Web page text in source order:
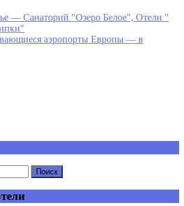
— Санаторий "Озеро Белое", Отели "
аэропорты Европы — в
опубликован.